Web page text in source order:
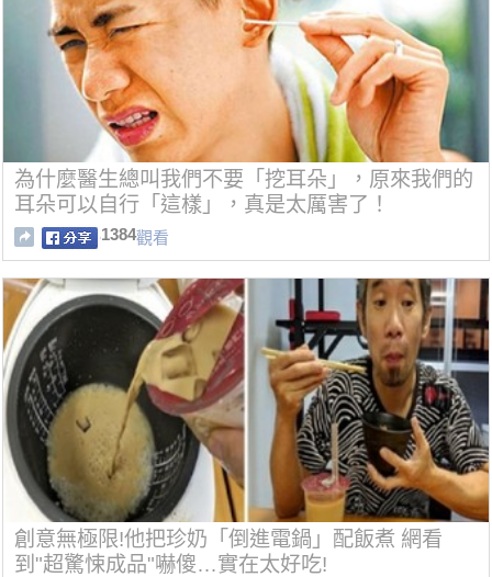
為什麼醫生總叫我們不要「挖耳朵」，原來我們的
耳朵可以自行「這樣」，真是太厲害了！
1384觀看
創意無極限!他把珍奶「倒進電鍋」配飯煮 網看
到"超驚悚成品"嚇傻…實在太好吃!